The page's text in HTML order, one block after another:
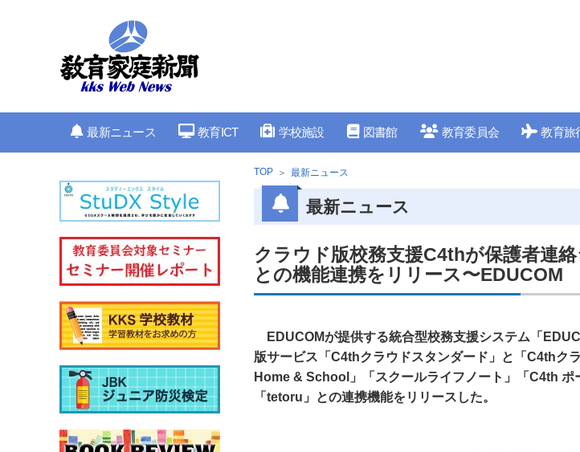
最新ニュース 教育ICT 学校施設 図書館 教育委員会 教育旅
TOP 最新ニュース
最新ニュース
クラウド版校務支援C4thが保護者連
との機能連携をリリース〜EDUCOM
EDUCOMが提供する統合型校務支援システム「
版サービス「C4thクラウドスタンダード」と「C4thク
Home & School」「スクールライフノート」「C4th
「tetoru」との連携機能をリリースした。